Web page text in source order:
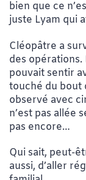
bien que ce
juste Lyam qui
Cléopâtre a
des opérations.
pouvait sentir
touché du bout
observé avec
n’est pas allée
pas encore…
Qui sait, peut-
aussi, d’aller